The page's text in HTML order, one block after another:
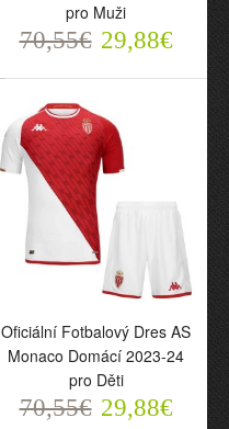
2024-25 pro Muži
70,55€ 29,88€
Oficiální Fotbalový Dres
pro Muži
70,55€ 29,88€
Oficiální Fotbalový Dres AS
Monaco Domácí 2023-24
pro Děti
70,55€ 29,88€